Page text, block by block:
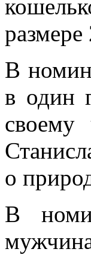
размере
В
в один
о
В